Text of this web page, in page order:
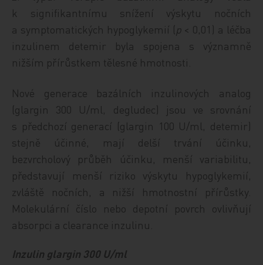
k signifikantnímu snížení výskytu nočních
a symptomatických hypoglykemií (p< 0,01) a léčba
inzulinem detemir byla spojena s významně
nižším přírůstkem tělesné hmotnosti.
Nové generace bazálních inzulinových analog
(glargin 300 U/ml, degludec) jsou ve srovnání
s předchozí generací (glargin 100 U/ml, detemir)
stejně účinné, mají delší trvání účinku,
bezvrcholový průběh účinku, menší variabilitu,
představují menší riziko výskytu hypoglykemií,
zvláště nočních, a nižší hmotnostní přírůstky.
Molekulární číslo nebo depotní povrch ovlivňují
absorpci a clearance inzulinu.
Inzulin glargin 300 U/ml